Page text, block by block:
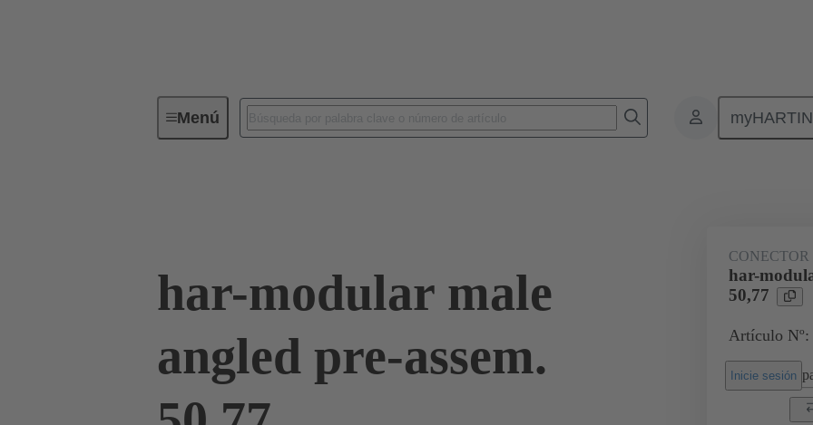
MenúConectividad de dispositivos Conectores de placa a placa de
har-modular male
angled pre-assem.
har-
50,77
Artículo Nº:
Inicie sesión